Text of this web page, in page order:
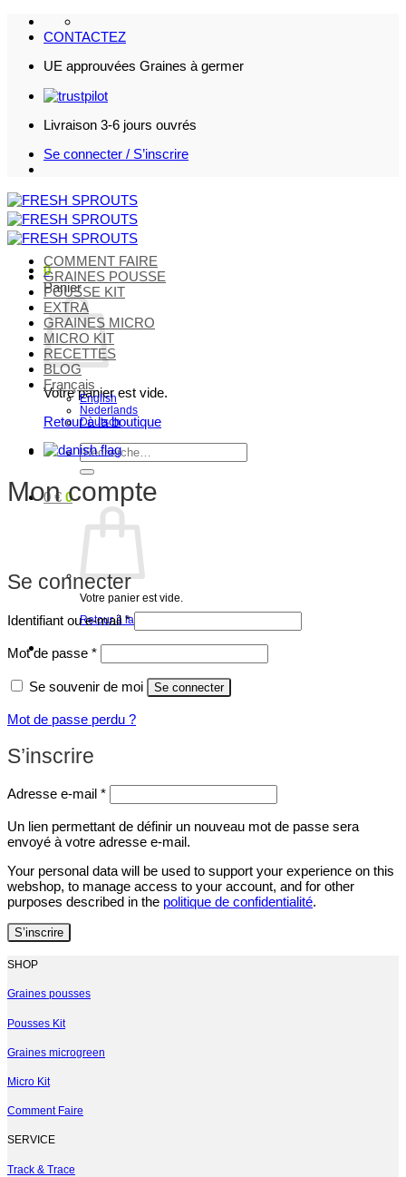
Passer
CONTACTEZ
UE approuvées Graines à germer
Livraison 3-6 jours ouvrés
Se connecter / S’inscrire
0
Panier
Votre panier est vide.
Retour à la boutique
Recherche
pour :
0 € 0
Votre panier est vide.
Retour à la boutique
COMMENT FAIRE
GRAINES POUSSE
POUSSE KIT
EXTRA
GRAINES MICRO
MICRO KIT
RECETTES
BLOG
Français
English
Nederlands
Deutsch
Mon compte
Se connecter
Identifiant ou e-mail*Obligatoire
Mot de passe *Obligatoire
Se souvenir de moi Se connecter
Mot de passe perdu ?
S’inscrire
Adresse e-mail *Obligatoire
Un lien permettant de définir un nouveau mot de passe sera
envoyé à votre adresse e-mail.
Your personal data will be used to support your experience on this
webshop, to manage access to your account, and for other
purposes described in the politique de confidentialité.
S’inscrire
SHOP
Graines pousses
Pousses Kit
Graines microgreen
Micro Kit
Comment Faire
SERVICE
Track & Trace